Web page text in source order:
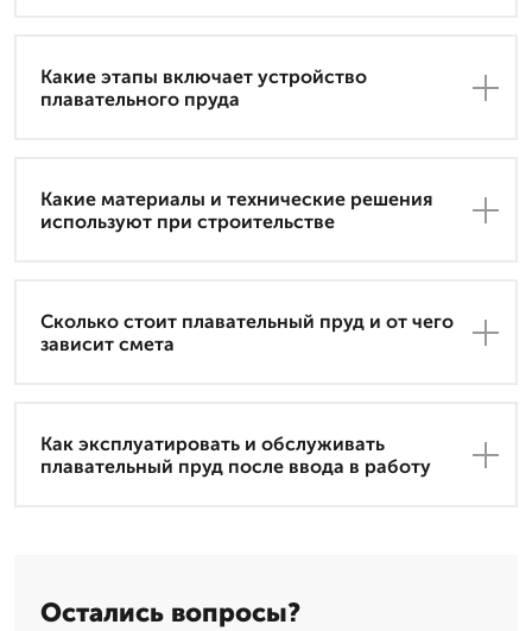
Какие этапы включает устройство
плавательного пруда
Какие материалы и технические решения
используют при строительстве
Сколько стоит плавательный пруд и от чего
зависит смета
Как эксплуатировать и обслуживать
плавательный пруд после ввода в работу
Остались вопросы?